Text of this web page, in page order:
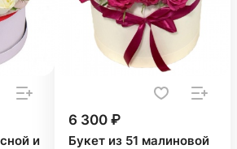
и
6 300 ₽
Букет из 51 малиновой